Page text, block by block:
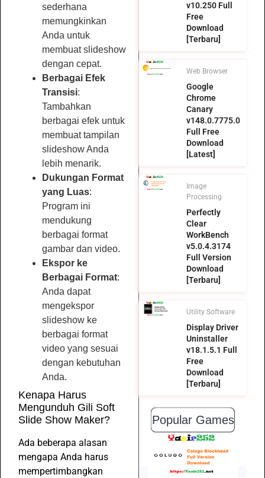
sederhana
memungkinkan
Anda untuk
membuat slideshow
dengan cepat.
Berbagai Efek
Transisi:
Tambahkan
berbagai efek untuk
membuat tampilan
slideshow Anda
lebih menarik.
Dukungan Format
yang Luas:
Program ini
mendukung
berbagai format
gambar dan video.
Ekspor ke
Berbagai Format:
Anda dapat
mengekspor
slideshow ke
berbagai format
video yang sesuai
dengan kebutuhan
Anda.
Kenapa Harus
Mengunduh Gili Soft
Slide Show Maker?
Ada beberapa alasan
mengapa Anda harus
mempertimbangkan
v10.250 Full
Free
Download
[Terbaru]
Web Browser
Google
Chrome
Canary
v148.0.7775.0
Full Free
Download
[Latest]
Image
Processing
Perfectly
Clear
WorkBench
v5.0.4.3174
Full Version
Download
[Terbaru]
Utility Software
Display Driver
Uninstaller
v18.1.5.1 Full
Free
Download
[Terbaru]
Popular Games